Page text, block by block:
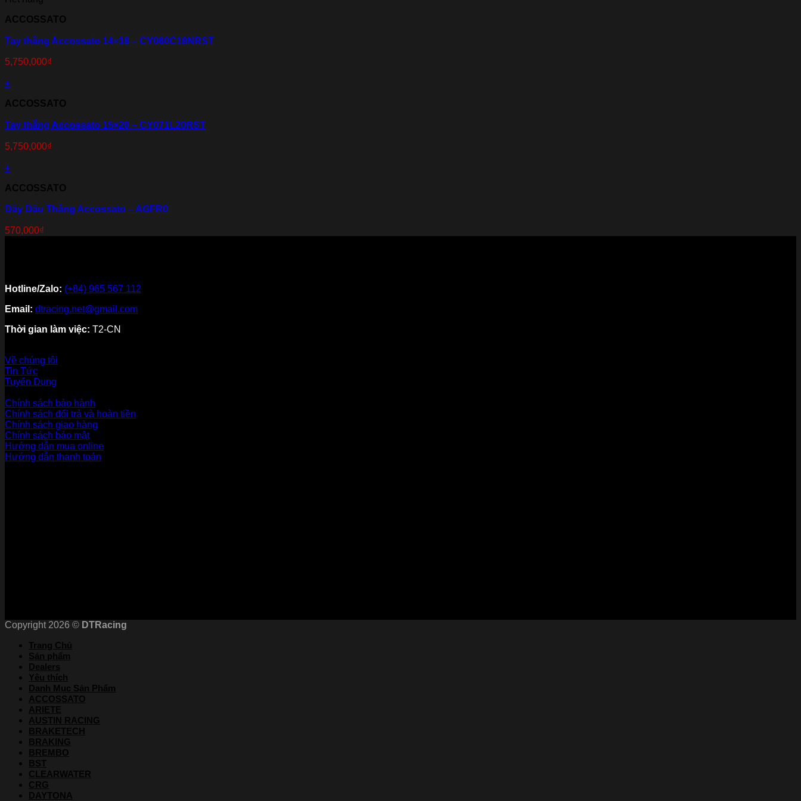
ACCOSSATO
Tay thắng Accossato 14×18 – CY060C18NRST
5,750,000₫
+
ACCOSSATO
Tay thắng Accossato 15×20 – CY071L20RST
5,750,000₫
+
ACCOSSATO
Dây Dầu Thắng Accossato – AGFR0
570,000₫
Hotline/Zalo: (+84) 965 567 112
Email: dtracing.net@gmail.com
Thời gian làm việc: T2-CN
Về chúng tôi
Tin Tức
Tuyển Dụng
Chính sách bảo hành
Chính sách đổi trả và hoàn tiền
Chính sách giao hàng
Chính sách bảo mật
Hướng dẫn mua online
Hướng dẫn thanh toán
Copyright 2026 © DTRacing
Trang Chủ
Sản phẩm
Dealers
Yêu thích
Danh Mục Sản Phẩm
ACCOSSATO
ARIETE
AUSTIN RACING
BRAKETECH
BRAKING
BREMBO
BST
CLEARWATER
CRG
DAYTONA